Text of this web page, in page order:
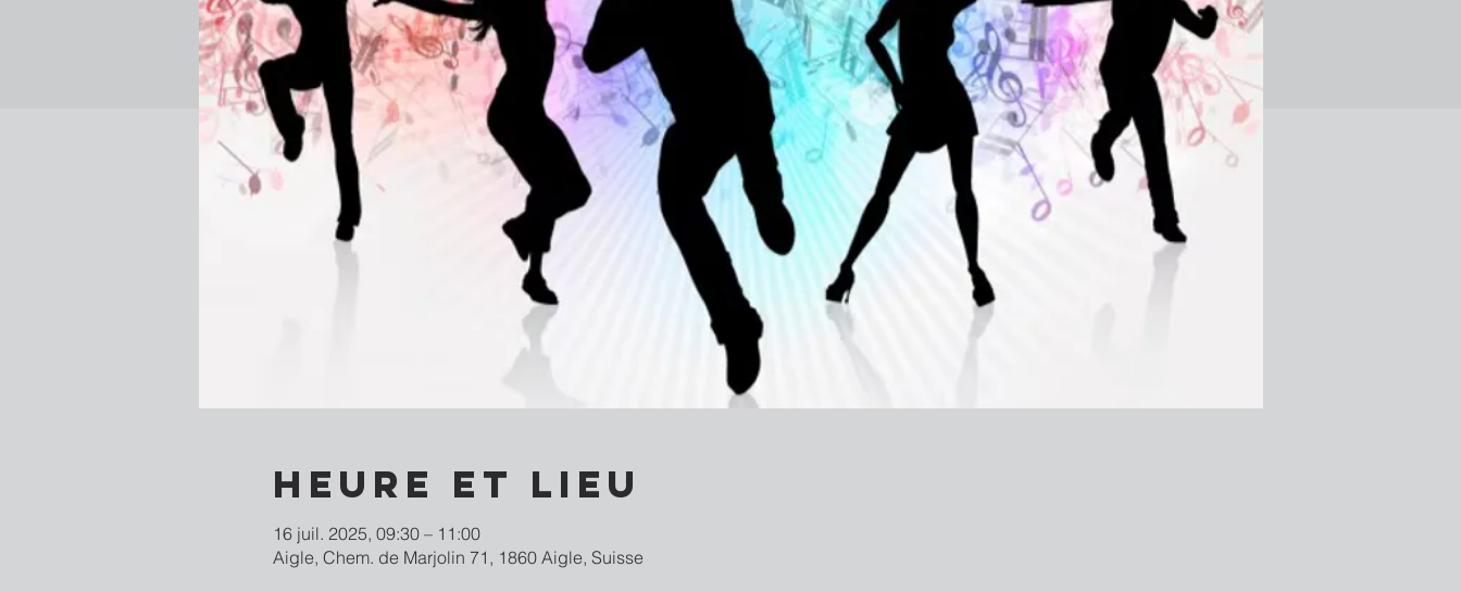
Heure et lieu
16 juil. 2025, 09:30 – 11:00
Aigle, Chem. de Marjolin 71, 1860 Aigle, Suisse